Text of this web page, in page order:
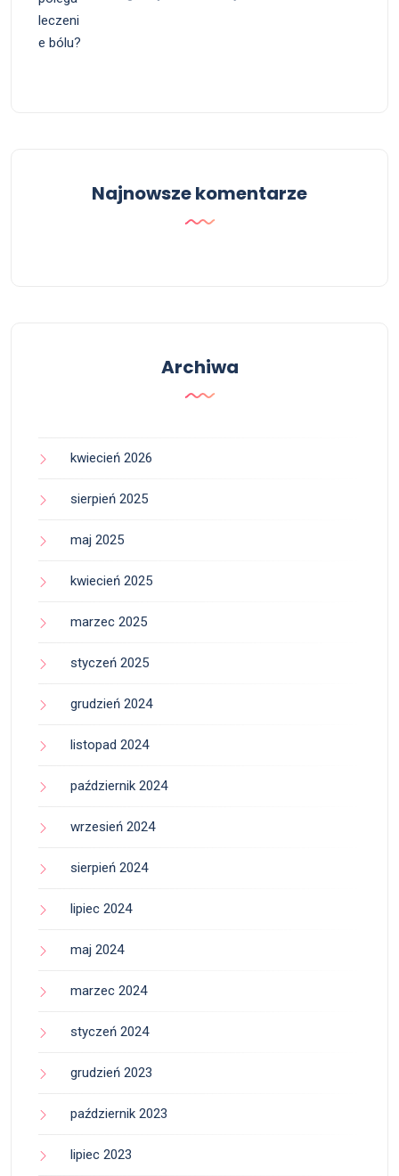
Najnowsze komentarze
Archiwa
kwiecień 2026
sierpień 2025
maj 2025
kwiecień 2025
marzec 2025
styczeń 2025
grudzień 2024
listopad 2024
październik 2024
wrzesień 2024
sierpień 2024
lipiec 2024
maj 2024
marzec 2024
styczeń 2024
grudzień 2023
październik 2023
lipiec 2023